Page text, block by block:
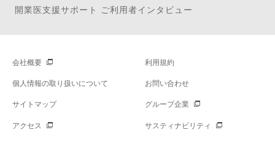
開業医支援サポート ご利用者インタビュー
会社概要 利用規約
個人情報の取り扱いについて お問い合わせ
サイトマップ グループ企業
アクセス サスティナビリティ